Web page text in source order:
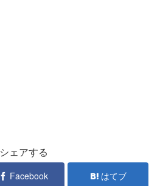
シェアする
Facebook はてブ